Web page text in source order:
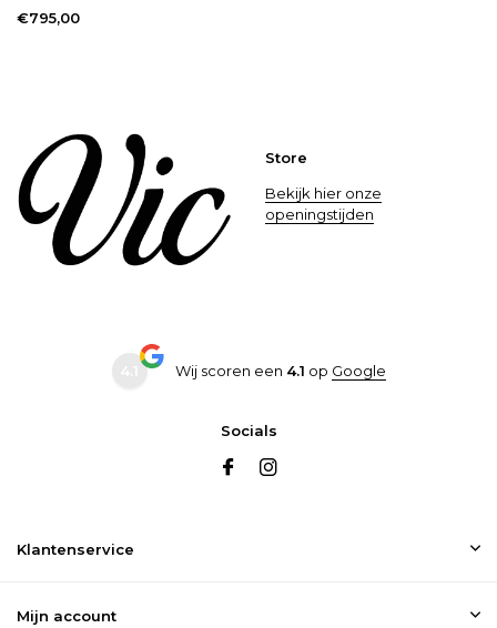
€795,00
Store
Bekijk hier onze
openingstijden
Wij scoren een 4.1 op Google
Socials
Klantenservice
Mijn account